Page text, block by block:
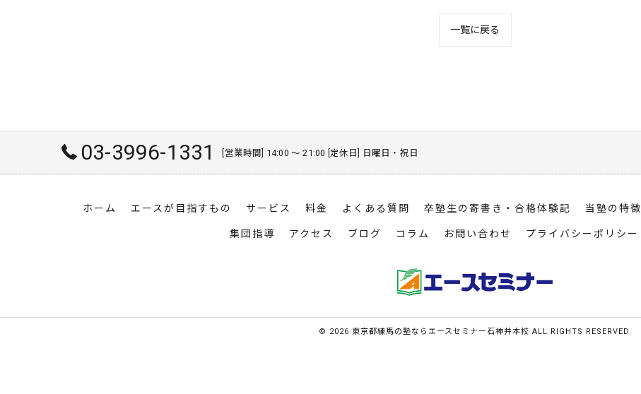
一覧に戻る
03-3996-1331 [営業時間] 14:00 〜 21:00 [定休日] 日曜日・祝日
ホーム エースが目指すもの サービス 料金 よくある質問 卒塾生の寄書き・合格体験記 当塾の特徴
集団指導 アクセス ブログ コラム お問い合わせ プライバシーポリシー
© 2026 東京都練馬の塾ならエースセミナー石神井本校 ALL RIGHTS RESERVED.